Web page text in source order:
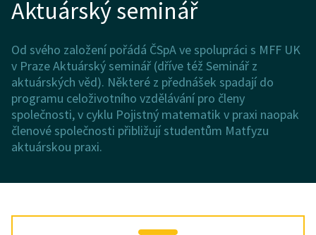
Aktuárský seminář
Od svého založení pořádá ČSpA ve spolupráci s MFF UK
v Praze Aktuárský seminář (dříve též Seminář z
aktuárských věd). Některé z přednášek spadají do
programu celoživotního vzdělávání pro členy
společnosti, v cyklu Pojistný matematik v praxi naopak
členové společnosti přibližují studentům Matfyzu
aktuárskou praxi.